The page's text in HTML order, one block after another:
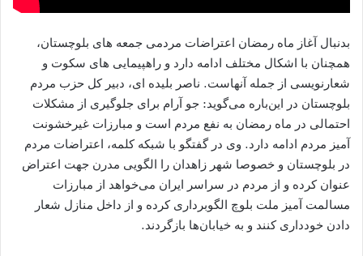
بدنبال آغاز ماه رمضان اعتراضات مردمی جمعه های بلوچستان،
همچنان با اشکال مختلف ادامه دارد و راهپیمایی های سکوت و
شعارنویسی از جمله آنهاست. ناصر بلیده ای، دبیر کل حزب مردم
بلوچستان در این‌باره می‌گوید: جو آرام برای جلوگیری از مشکلات
احتمالی در ماه رمضان به نفع مردم است و مبارزات غیرخشونت
آمیز مردم ادامه دارد. وی در گفتگو با شبکه کلمه، اعتراضات مردم
در بلوچستان و خصوصا شهر زاهدان را الگویی مدرن جهت اعتراض
عنوان کرده و از مردم در سراسر ایران می‌خواهد از مبارزات
مسالمت آمیز ملت بلوچ الگوبرداری کرده و از داخل منازل شعار
دادن خودداری کنند و به خیابان‌ها بازگردند.